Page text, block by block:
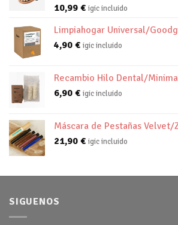
10,99 € igic incluido
Limpiahogar Universal/
4,90 € igic incluido
Recambio Hilo Dental/
6,90 € igic incluido
Máscara de Pestañas Velvet/
21,90 € igic incluido
SIGUENOS